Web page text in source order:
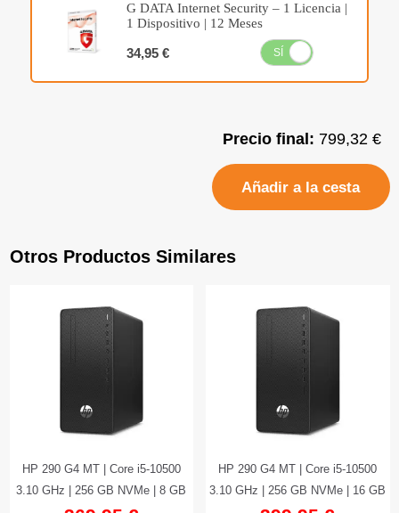
G DATA Internet Security – 1 Licencia |
1 Dispositivo | 12 Meses
34,95 € SÍ
Precio final: 799,32 €
Añadir a la cesta
Otros Productos Similares
HP 290 G4 MT | Core i5-10500
3.10 GHz | 256 GB NVMe | 8 GB
HP 290 G4 MT | Core i5-10500
3.10 GHz | 256 GB NVMe | 16 GB